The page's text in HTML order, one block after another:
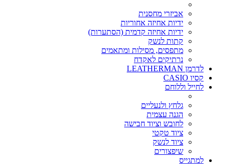
אביזרי מחסנית
ידיות אחיזה אחוריות
ידיות אחיזה קדמית (הסתערות)
קתות לנשק
מתפסים, מסילות ומתאמים
נרתיקים לאקדח
לדרמן LEATHERMAN
קסיו CASIO
לחייל וללוחם
גלחץ ולנעליים
הגנה עצמית
לחובש וציוד חבישה
ציוד טקטי
ציוד לנשק
שיפצורים
למתגייס